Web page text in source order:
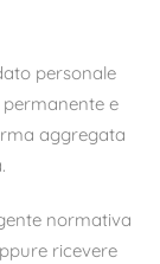
personale
e
aggregata
normativa
ricevere